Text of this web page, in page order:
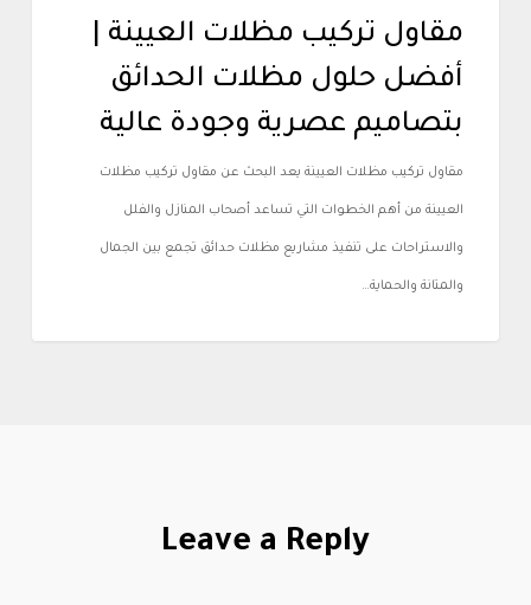
مقاول تركيب مظلات العيينة |
أفضل حلول مظلات الحدائق
بتصاميم عصرية وجودة عالية
مقاول تركيب مظلات العيينة يعد البحث عن مقاول تركيب مظلات
العيينة من أهم الخطوات التي تساعد أصحاب المنازل والفلل
والاستراحات على تنفيذ مشاريع مظلات حدائق تجمع بين الجمال
والمتانة والحماية…
Leave a Reply